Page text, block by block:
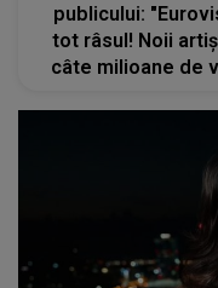
publicului:
tot râsul! Noii
câte milioane de